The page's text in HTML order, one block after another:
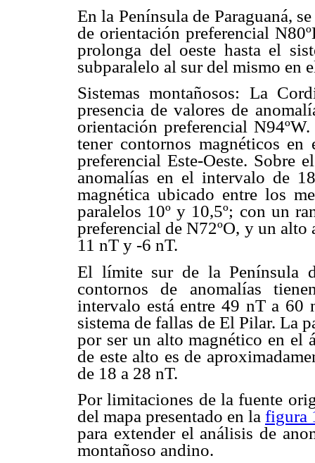
En la Península de Paraguaná,
de orientación preferencial
prolonga del oeste hasta el
subparalelo al sur del mismo en
Sistemas montañosos: La
presencia de valores de
orientación preferencial
tener contornos magnéticos
preferencial Este-Oeste. Sobre
anomalías en el intervalo de
magnética ubicado entre los
paralelos 10º y 10,5º; con un
preferencial de N72ºO, y un alto
11 nT y -6 nT.
El límite sur de la Península
contornos de anomalías
intervalo está entre 49 nT a 60
sistema de fallas de El Pilar. La
por ser un alto magnético en el
de este alto es de
de 18 a 28 nT.
Por limitaciones de la fuente
del mapa presentado en la figura
para extender el análisis de
montañoso andino.